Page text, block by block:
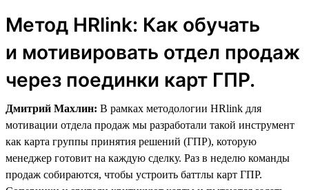
Метод HRlink: Как обучать
и мотивировать отдел продаж
через поединки карт ГПР.
Дмитрий Махлин: В рамках методологии HRlink для
мотивации отдела продаж мы разработали такой инструмент
как карта группы принятия решений (ГПР), которую
менеджер готовит на каждую сделку. Раз в неделю команды
продаж собираются, чтобы устроить баттлы карт ГПР.